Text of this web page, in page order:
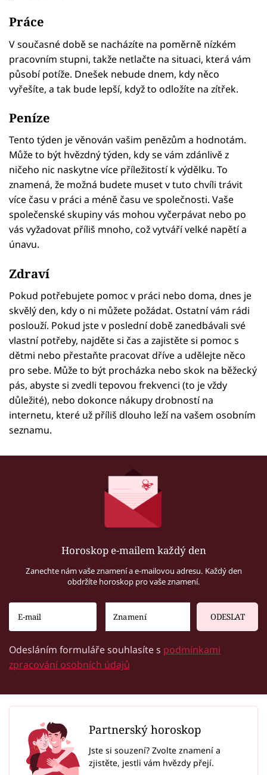
Práce
V současné době se nacházíte na poměrně nízkém
pracovním stupni, takže netlačte na situaci, která vám
působí potíže. Dnešek nebude dnem, kdy něco
vyřešíte, a tak bude lepší, když to odložíte na zítřek.
Peníze
Tento týden je věnován vašim penězům a hodnotám.
Může to být hvězdný týden, kdy se vám zdánlivě z
ničeho nic naskytne více příležitostí k výdělku. To
znamená, že možná budete muset v tuto chvíli trávit
více času v práci a méně času ve společnosti. Vaše
společenské skupiny vás mohou vyčerpávat nebo po
vás vyžadovat příliš mnoho, což vytváří velké napětí a
únavu.
Zdraví
Pokud potřebujete pomoc v práci nebo doma, dnes je
skvělý den, kdy o ni můžete požádat. Ostatní vám rádi
poslouží. Pokud jste v poslední době zanedbávali své
vlastní potřeby, najděte si čas a zajistěte si pomoc s
dětmi nebo přestaňte pracovat dříve a udělejte něco
pro sebe. Může to být procházka nebo skok na běžecký
pás, abyste si zvedli tepovou frekvenci (to je vždy
důležité), nebo dokonce nákupy drobností na
internetu, které už příliš dlouho leží na vašem osobním
seznamu.
Horoskop e-mailem každý den
Zanechte nám vaše znamení a e-mailovou adresu. Každý den
obdržíte horoskop pro vaše znamení.
ODESLAT
Odesláním formuláře souhlasíte s podmínkami
zpracování osobních údajů
Partnerský horoskop
Jste si souzení? Zvolte znamení a
zjistěte, jestli vám hvězdy přejí.